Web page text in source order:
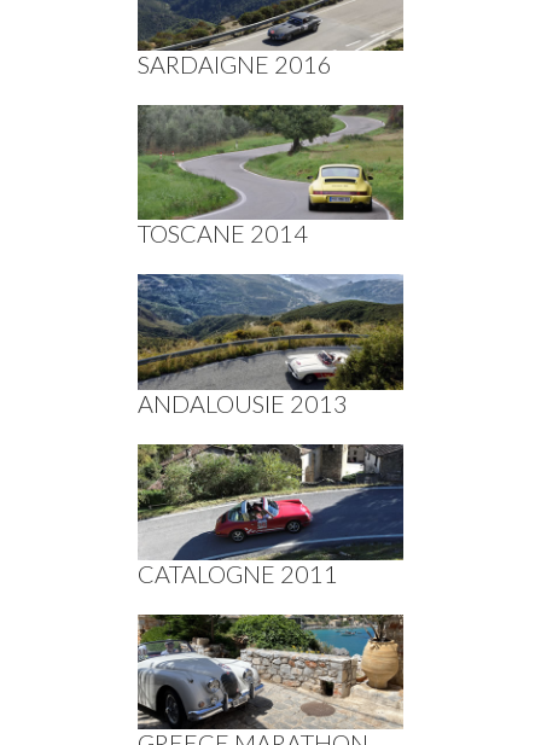
SARDAIGNE 2016
TOSCANE 2014
ANDALOUSIE 2013
CATALOGNE 2011